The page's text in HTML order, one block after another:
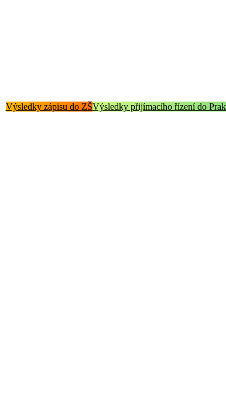
Výsledky zápisu do ZŠVýsledky přijímacího řízení do